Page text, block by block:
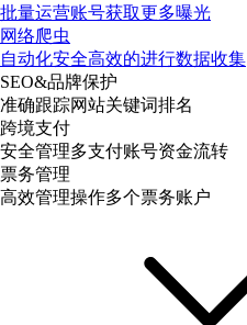
批量运营账号获取更多曝光
网络爬虫
自动化安全高效的进行数据收集
SEO&品牌保护
准确跟踪网站关键词排名
跨境支付
安全管理多支付账号资金流转
票务管理
高效管理操作多个票务账户